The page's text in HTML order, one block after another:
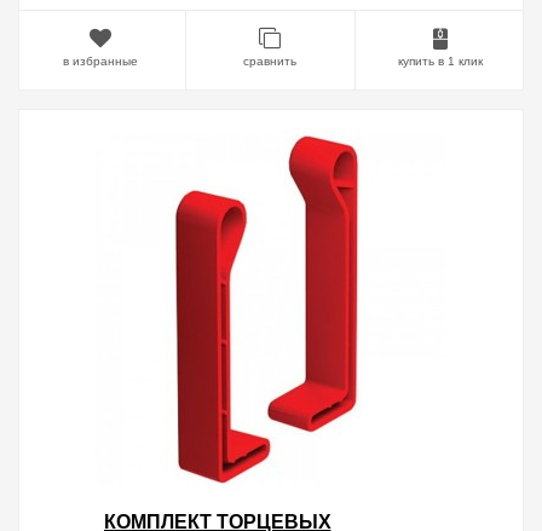
в избранные сравнить купить в 1 клик
КОМПЛЕКТ ТОРЦЕВЫХ